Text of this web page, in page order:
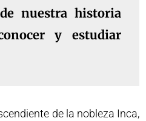
nuestra historia
y estudiar
de la nobleza Inca,